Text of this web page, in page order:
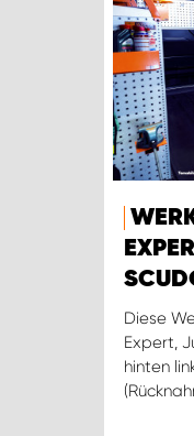
Diese
Expert,
hinten